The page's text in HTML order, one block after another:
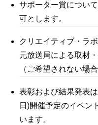
サポーター賞につい
可とします。
クリエイティブ・ラ
元放送局による取材
（ご希望されない場
表彰および結果発表
日)開催予定のイベン
います。